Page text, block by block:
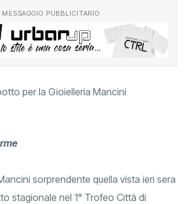
MESSAGGIO PUBBLICITARIO
sorprendente quella vista ieri sera
stagionale nel 1° Trofeo Città di